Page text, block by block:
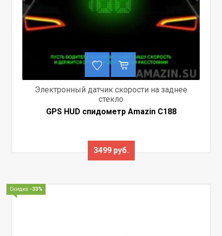
Электронный датчик скорости на заднее
стекло
GPS HUD спидометр Amazin C188
3499 руб.
Скидка -33%